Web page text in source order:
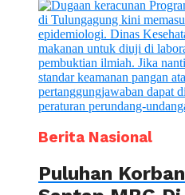
Berita Nasional
Puluhan